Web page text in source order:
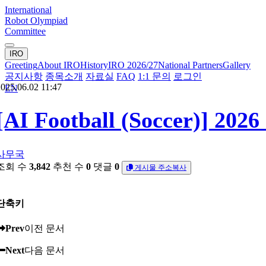
International
Robot Olympiad
Committee
IRO
GreetingAbout IROHistoryIRO 2026/27National PartnersGallery
공지사항 종목소개 자료실 FAQ 1:1 문의 로그인
EN
11:47
Football (Soccer)]
무국
회 수 3,842 추천 수 0 댓글 0 게시물 주소복사
축키
Prev이전 문서
Next다음 문서